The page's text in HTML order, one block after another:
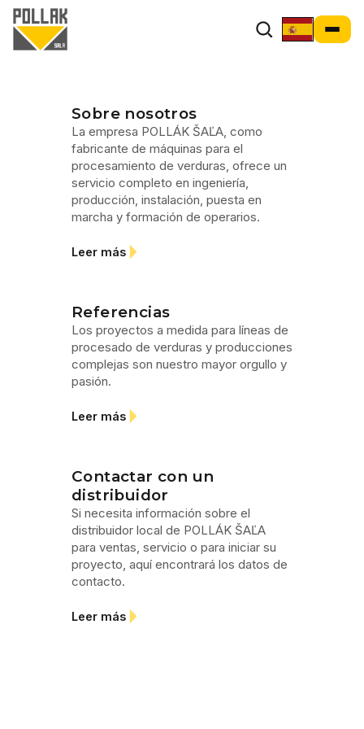
Sobre nosotros
La empresa POLLÁK ŠAĽA, como
fabricante de máquinas para el
procesamiento de verduras, ofrece un
servicio completo en ingeniería,
producción, instalación, puesta en
marcha y formación de operarios.
Leer más
Referencias
Los proyectos a medida para líneas de
procesado de verduras y producciones
complejas son nuestro mayor orgullo y
pasión.
Leer más
Contactar con un
distribuidor
Si necesita información sobre el
distribuidor local de POLLÁK ŠAĽA
para ventas, servicio o para iniciar su
proyecto, aquí encontrará los datos de
contacto.
Leer más